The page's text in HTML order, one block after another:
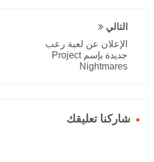
التالي
الإعلان عن لعبة رعب
جديدة بإسم Project
Nightmares
شاركنا تعليقك